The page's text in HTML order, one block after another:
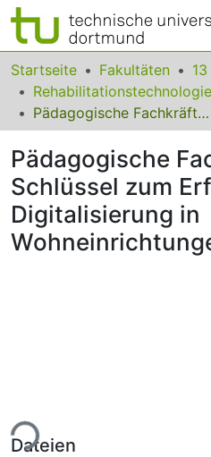
Bereiche & Sammlungen
Das gesamte Repositorium
FAQ
Leitlinien
Zurück zur Startseite
Startseite Fakultäten
Rehabilitationstechnologie
Pädagogische Fachkräfte - ein Schlüssel zum Erfolg für mehr Digitalisierung in Wohneinrichtungen?!
Pädagogische
Schlüssel zum
Digitalisierung in
Dateien